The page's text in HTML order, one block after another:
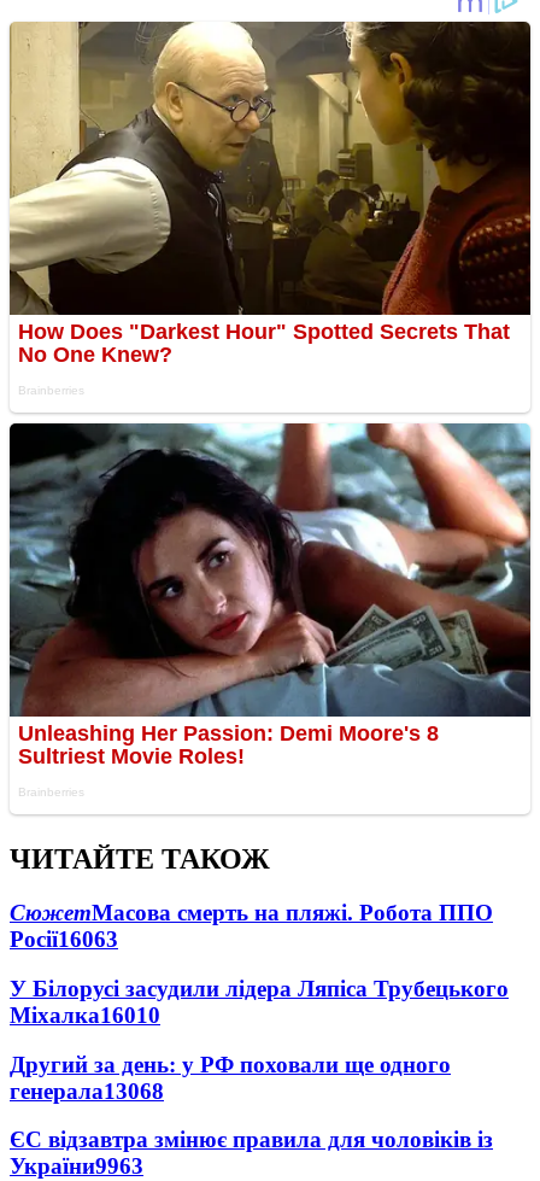
ЧИТАЙТЕ ТАКОЖ
СюжетМасова смерть на пляжі. Робота ППО
Росії16063
У Білорусі засудили лідера Ляпіса Трубецького
Міхалка16010
Другий за день: у РФ поховали ще одного
генерала13068
ЄС відзавтра змінює правила для чоловіків із
України9963